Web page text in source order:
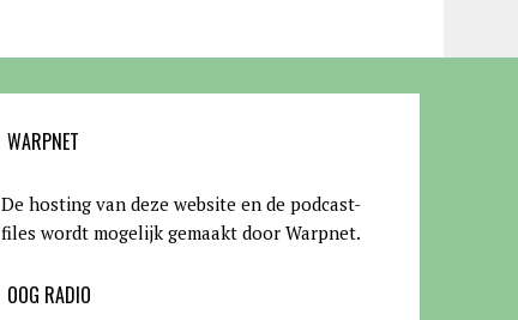
WARPNET
De hosting van deze website en de podcast-
files wordt mogelijk gemaakt door Warpnet.
OOG RADIO